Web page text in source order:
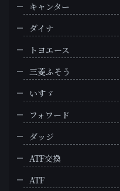
キャンター
ダイナ
トヨエース
三菱ふそう
いすゞ
フォワード
ダッジ
ATF交換
ATF